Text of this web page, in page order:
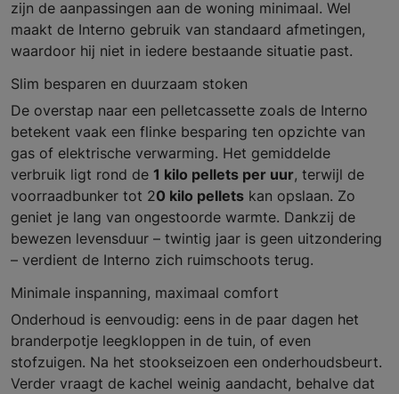
zijn de aanpassingen aan de woning minimaal. Wel
maakt de Interno gebruik van standaard afmetingen,
waardoor hij niet in iedere bestaande situatie past.
Slim besparen en duurzaam stoken
De overstap naar een pelletcassette zoals de Interno
betekent vaak een flinke besparing ten opzichte van
gas of elektrische verwarming. Het gemiddelde
verbruik ligt rond de 1 kilo pellets per uur, terwijl de
voorraadbunker tot 20 kilo pellets kan opslaan. Zo
geniet je lang van ongestoorde warmte. Dankzij de
bewezen levensduur – twintig jaar is geen uitzondering
– verdient de Interno zich ruimschoots terug.
Minimale inspanning, maximaal comfort
Onderhoud is eenvoudig: eens in de paar dagen het
branderpotje leegkloppen in de tuin, of even
stofzuigen. Na het stookseizoen een onderhoudsbeurt.
Verder vraagt de kachel weinig aandacht, behalve dat